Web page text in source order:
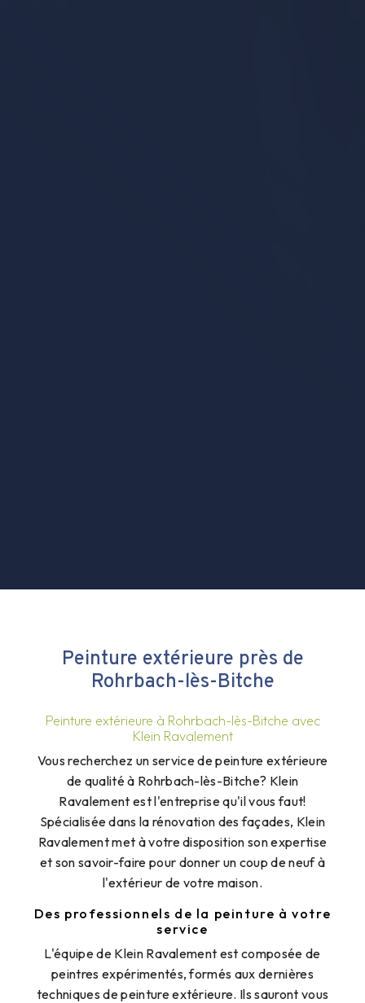
Peinture extérieure près de
Rohrbach-lès-Bitche
Peinture extérieure à Rohrbach-lès-Bitche avec
Klein Ravalement
Vous recherchez un service de peinture extérieure
de qualité à Rohrbach-lès-Bitche? Klein
Ravalement est l'entreprise qu'il vous faut!
Spécialisée dans la rénovation des façades, Klein
Ravalement met à votre disposition son expertise
et son savoir-faire pour donner un coup de neuf à
l'extérieur de votre maison.
Des professionnels de la peinture à votre
service
L'équipe de Klein Ravalement est composée de
peintres expérimentés, formés aux dernières
techniques de peinture extérieure. Ils sauront vous